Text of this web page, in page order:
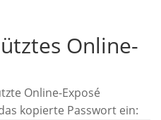
Online-
Online-Exposé
kopierte Passwort ein: